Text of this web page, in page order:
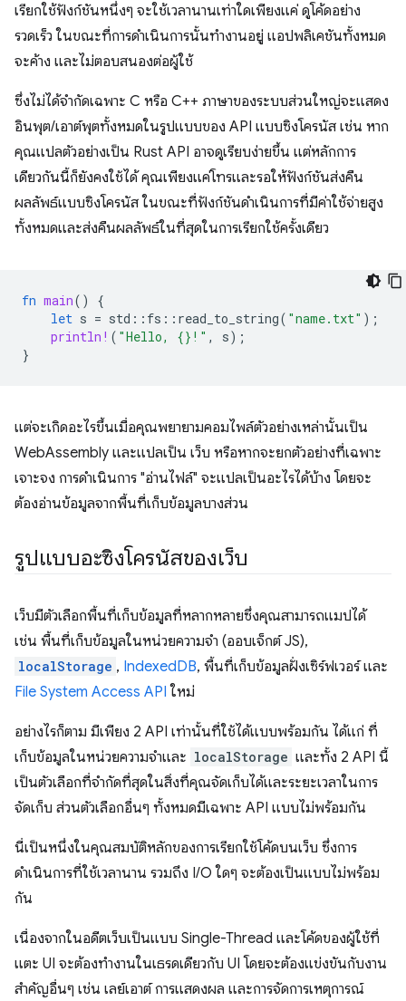
เรียกใช้ฟังก์ชันหนึ่งๆ จะใช้เวลานานเท่าใดเพียงแค่ ดูโค้ดอย่าง
รวดเร็ว ในขณะที่การดำเนินการนั้นทำงานอยู่ แอปพลิเคชันทั้งหมด
จะค้าง และไม่ตอบสนองต่อผู้ใช้
ซึ่งไม่ได้จำกัดเฉพาะ C หรือ C++ ภาษาของระบบส่วนใหญ่จะแสดง
อินพุต/เอาต์พุตทั้งหมดในรูปแบบของ API แบบซิงโครนัส เช่น หาก
คุณแปลตัวอย่างเป็น Rust API อาจดูเรียบง่ายขึ้น แต่หลักการ
เดียวกันนี้ก็ยังคงใช้ได้ คุณเพียงแค่โทรและรอให้ฟังก์ชันส่งคืน
ผลลัพธ์แบบซิงโครนัส ในขณะที่ฟังก์ชันดำเนินการที่มีค่าใช้จ่ายสูง
ทั้งหมดและส่งคืนผลลัพธ์ในที่สุดในการเรียกใช้ครั้งเดียว
fn main()
{
let s = std :: fs :: read_to_string( "name.txt" );
println! ( "Hello, {}!" , s);
}
แต่จะเกิดอะไรขึ้นเมื่อคุณพยายามคอมไพล์ตัวอย่างเหล่านั้นเป็น
WebAssembly และแปลเป็น เว็บ หรือหากจะยกตัวอย่างที่เฉพาะ
เจาะจง การดำเนินการ "อ่านไฟล์" จะแปลเป็นอะไรได้บ้าง โดยจะ
ต้องอ่านข้อมูลจากพื้นที่เก็บข้อมูลบางส่วน
รูปแบบอะซิงโครนัสของเว็บ
เว็บมีตัวเลือกพื้นที่เก็บข้อมูลที่หลากหลายซึ่งคุณสามารถแมปได้
เช่น พื้นที่เก็บข้อมูลในหน่วยความจำ (ออบเจ็กต์ JS),
localStorage , IndexedDB, พื้นที่เก็บข้อมูลฝั่งเซิร์ฟเวอร์ และ
File System Access API ใหม่
อย่างไรก็ตาม มีเพียง 2 API เท่านั้นที่ใช้ได้แบบพร้อมกัน ได้แก่ ที่
เก็บข้อมูลในหน่วยความจำและ localStorage และทั้ง 2 API นี้
เป็นตัวเลือกที่จำกัดที่สุดในสิ่งที่คุณจัดเก็บได้และระยะเวลาในการ
จัดเก็บ ส่วนตัวเลือกอื่นๆ ทั้งหมดมีเฉพาะ API แบบไม่พร้อมกัน
นี่เป็นหนึ่งในคุณสมบัติหลักของการเรียกใช้โค้ดบนเว็บ ซึ่งการ
ดำเนินการที่ใช้เวลานาน รวมถึง I/O ใดๆ จะต้องเป็นแบบไม่พร้อม
กัน
เนื่องจากในอดีตเว็บเป็นแบบ Single-Thread และโค้ดของผู้ใช้ที่
แตะ UI จะต้องทำงานในเธรดเดียวกับ UI โดยจะต้องแข่งขันกับงาน
สำคัญอื่นๆ เช่น เลย์เอาต์ การแสดงผล และการจัดการเหตุการณ์